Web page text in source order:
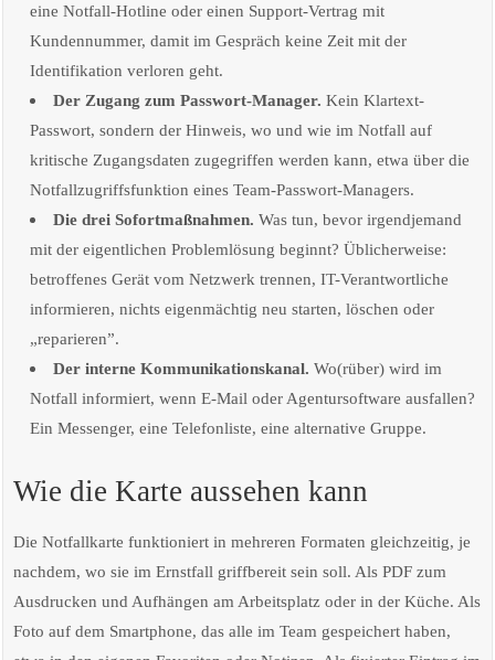
eine Notfall-Hotline oder einen Support-Vertrag mit
Kundennummer, damit im Gespräch keine Zeit mit der
Identifikation verloren geht.
Der Zugang zum Passwort-Manager. Kein Klartext-
Passwort, sondern der Hinweis, wo und wie im Notfall auf
kritische Zugangsdaten zugegriffen werden kann, etwa über die
Notfallzugriffsfunktion eines Team-Passwort-Managers.
Die drei Sofortmaßnahmen. Was tun, bevor irgendjemand
mit der eigentlichen Problemlösung beginnt? Üblicherweise:
betroffenes Gerät vom Netzwerk trennen, IT-Verantwortliche
informieren, nichts eigenmächtig neu starten, löschen oder
„reparieren”.
Der interne Kommunikationskanal. Wo(rüber) wird im
Notfall informiert, wenn E-Mail oder Agentursoftware ausfallen?
Ein Messenger, eine Telefonliste, eine alternative Gruppe.
Wie die Karte aussehen kann
Die Notfallkarte funktioniert in mehreren Formaten gleichzeitig, je
nachdem, wo sie im Ernstfall griffbereit sein soll. Als PDF zum
Ausdrucken und Aufhängen am Arbeitsplatz oder in der Küche. Als
Foto auf dem Smartphone, das alle im Team gespeichert haben,